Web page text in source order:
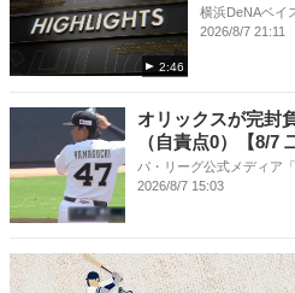
2:46
横浜DeNAベイ
2026/8/7 21:11
オリックスが完封
（自責点0）【8/7
パ・リーグ公式メディア
2026/8/7 15:03